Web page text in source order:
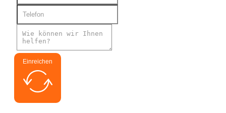
Einreichen